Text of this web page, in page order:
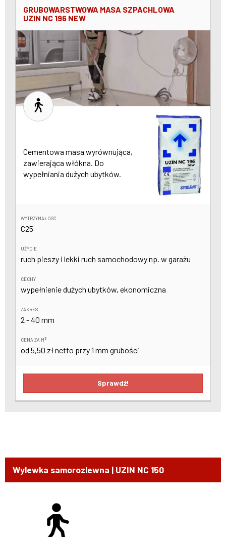
GRUBOWARSTWOWA MASA SZPACHLOWA
UZIN NC 196 NEW
Cementowa masa wyrównująca,
zawierająca włókna. Do
wypełniania dużych ubytków.
WYTRZYMAŁOŚĆ
C25
UŻYCIE
ruch pieszy i lekki ruch samochodowy np. w garażu
CECHY
wypełnienie dużych ubytków, ekonomiczna
ZAKRES
2 - 40 mm
CENA ZA M2
od 5,50 zł netto przy 1 mm grubości
Sprawdź!
Wylewka samorozlewna | UZIN NC 150